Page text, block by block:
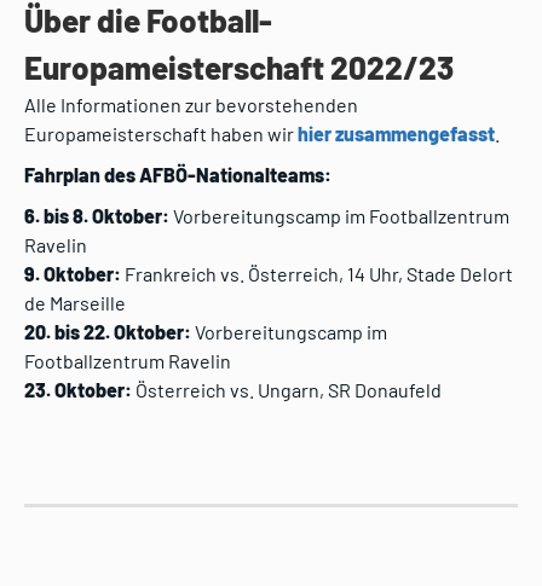
Über die Football-
Europameisterschaft 2022/23
Alle Informationen zur bevorstehenden
Europameisterschaft haben wirhier zusammengefasst
Fahrplan des AFBÖ-Nationalteams:
6. bis 8. Oktober: Vorbereitungscamp im Footballzentrum
Ravelin
9. Oktober: Frankreich vs. Österreich, 14 Uhr, Stade Delort
de Marseille
20. bis 22. Oktober: Vorbereitungscamp im
Footballzentrum Ravelin
23. Oktober: Österreich vs. Ungarn, SR Donaufeld